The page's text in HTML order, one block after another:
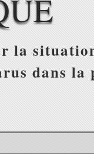
la
dans la